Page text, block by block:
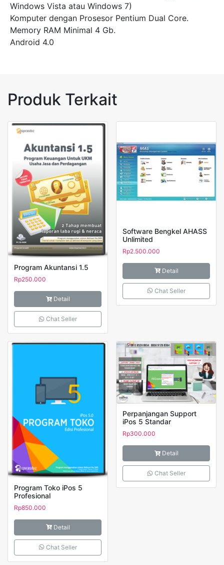
Windows Vista atau Windows 7)
Komputer dengan Prosesor Pentium Dual Core.
Memory RAM Minimal 4 Gb.
Android 4.0
Produk Terkait
Program Akuntansi 1.5
Rp250.000
Detail
Chat Seller
Software Bengkel AHASS
Unlimited
Rp2.500.000
Detail
Chat Seller
Program Toko iPos 5
Profesional
Rp850.000
Detail
Chat Seller
Perpanjangan Support
iPos 5 Standar
Rp300.000
Detail
Chat Seller